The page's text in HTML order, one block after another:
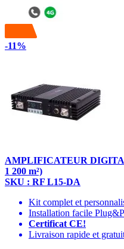
-11%
AMPLIFICATEUR
1 200 m²)
SKU : RF L15-DA
Kit complet et
Installation facile
Certificat CE!
Livraison rapide et